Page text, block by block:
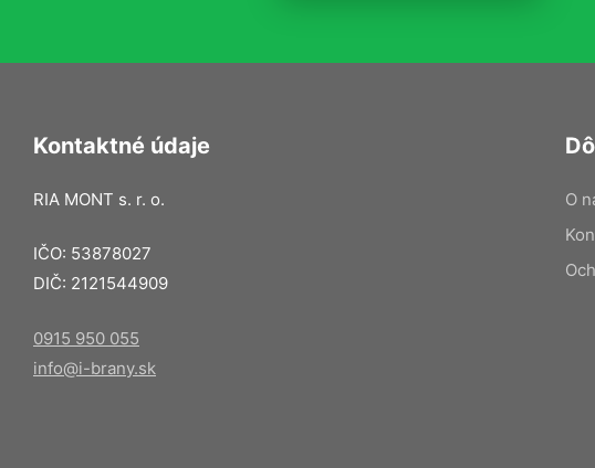
Kontaktné údaje
RIA MONT s. r. o.
IČO: 53878027
DIČ: 2121544909
0915 950 055
info@i-brany.sk
O